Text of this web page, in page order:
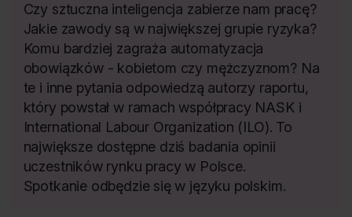
Czy sztuczna inteligencja zabierze nam pracę?
Jakie zawody są w największej grupie ryzyka?
Komu bardziej zagraża automatyzacja
obowiązków - kobietom czy mężczyznom? Na
te i inne pytania odpowiedzą autorzy raportu,
który powstał w ramach współpracy NASK i
International Labour Organization (ILO). To
największe dostępne dziś badania opinii
uczestników rynku pracy w Polsce.
Spotkanie odbędzie się w języku polskim.